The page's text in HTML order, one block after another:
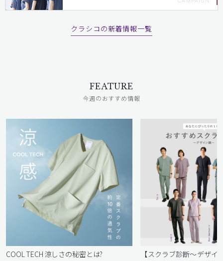
クラシコの新着情報一覧
FEATURE
今週のおすすめ情報
COOL TECH 涼しさの秘密とは?
【スクラブ診断〜デザイ